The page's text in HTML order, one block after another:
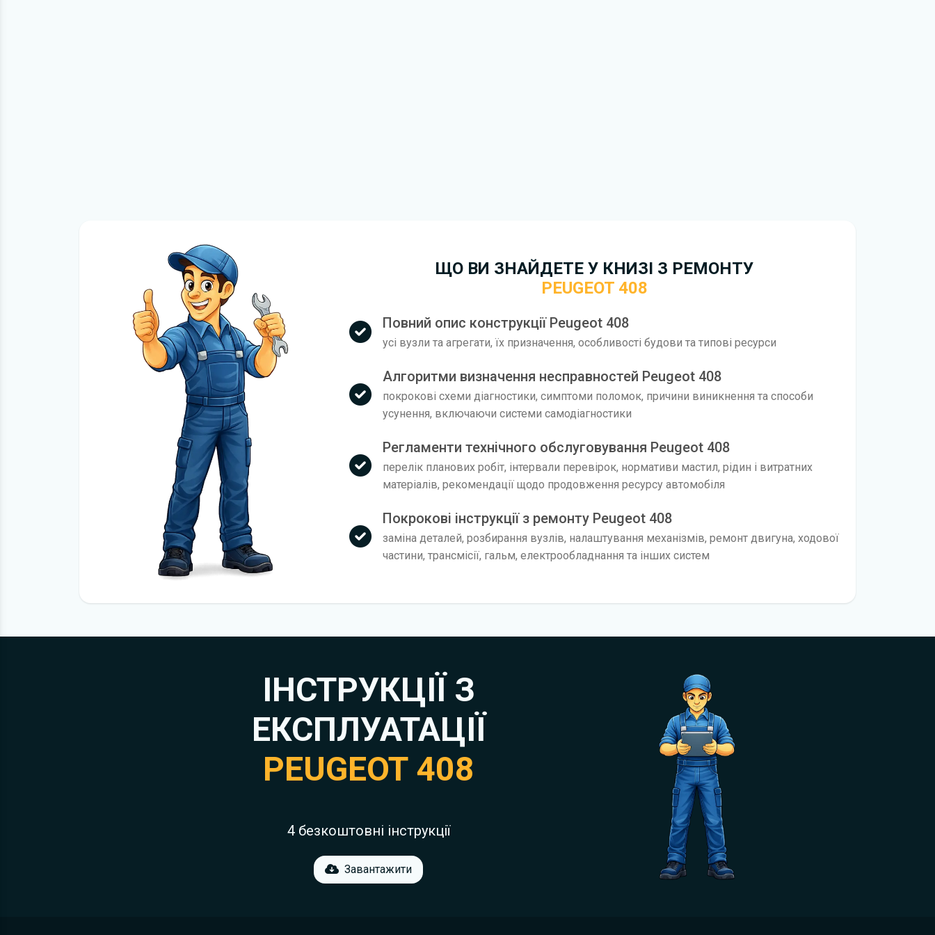
ЩО ВИ ЗНАЙДЕТЕ У КНИЗІ З РЕМОНТУ
PEUGEOT 408
Повний опис конструкції Peugeot 408
усі вузли та агрегати, їх призначення, особливості будови та типові ресурси
Алгоритми визначення несправностей Peugeot 408
покрокові схеми діагностики, симптоми поломок, причини виникнення та способи
усунення, включаючи системи самодіагностики
Регламенти технічного обслуговування Peugeot 408
перелік планових робіт, інтервали перевірок, нормативи мастил, рідин і витратних
матеріалів, рекомендації щодо продовження ресурсу автомобіля
Покрокові інструкції з ремонту Peugeot 408
заміна деталей, розбирання вузлів, налаштування механізмів, ремонт двигуна, ходової
частини, трансмісії, гальм, електрообладнання та інших систем
ІНСТРУКЦІЇ З
ЕКСПЛУАТАЦІЇ
PEUGEOT 408
4 безкоштовні інструкції
Завантажити